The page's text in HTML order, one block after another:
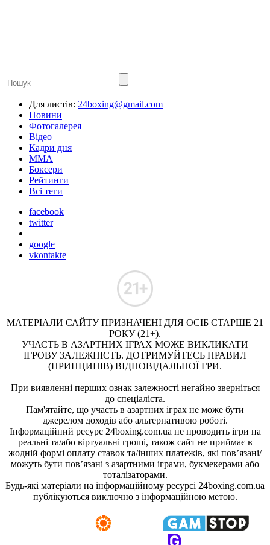
Для листів: 24boxing@gmail.com
Новини
Фотогалерея
Відео
Кадри дня
ММА
Боксери
Рейтинги
Всі теги
facebook
twitter
google
vkontakte
МАТЕРІАЛИ САЙТУ ПРИЗНАЧЕНІ ДЛЯ ОСІБ СТАРШЕ 21
РОКУ (21+).
УЧАСТЬ В АЗАРТНИХ ІГРАХ МОЖЕ ВИКЛИКАТИ
ІГРОВУ ЗАЛЕЖНІСТЬ. ДОТРИМУЙТЕСЬ ПРАВИЛ
(ПРИНЦИПІВ) ВІДПОВІДАЛЬНОЇ ГРИ.
При виявленні перших ознак залежності негайно зверніться
до спеціаліста.
Пам'ятайте, що участь в азартних іграх не може бути
джерелом доходів або альтернативою роботі.
Інформаційний ресурс 24boxing.com.ua не проводить ігри на
реальні та/або віртуальні гроші, також сайт не приймає в
жодній формі оплату ставок та/інших платежів, які пов’язані/
можуть бути пов’язані з азартними іграми, букмекерами або
тоталізаторами.
Будь-які матеріали на інформаційному ресурсі 24boxing.com.ua
публікуються виключно з інформаційною метою.